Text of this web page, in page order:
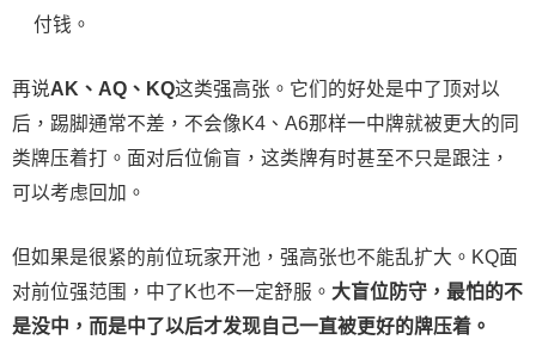
付钱。
再说AK、AQ、KQ这类强高张。它们的好处是中了顶对以
后，踢脚通常不差，不会像K4、A6那样一中牌就被更大的同
类牌压着打。面对后位偷盲，这类牌有时甚至不只是跟注，
可以考虑回加。
但如果是很紧的前位玩家开池，强高张也不能乱扩大。KQ面
对前位强范围，中了K也不一定舒服。 大盲位防守，最怕的不
是没中，而是中了以后才发现自己一直被更好的牌压着。